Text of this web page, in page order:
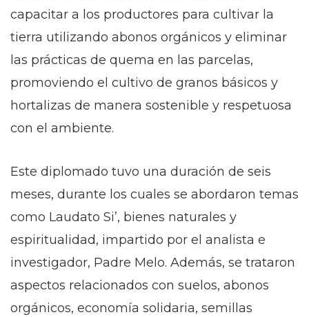
capacitar a los productores para cultivar la
tierra utilizando abonos orgánicos y eliminar
las prácticas de quema en las parcelas,
promoviendo el cultivo de granos básicos y
hortalizas de manera sostenible y respetuosa
con el ambiente.
Este diplomado tuvo una duración de seis
meses, durante los cuales se abordaron temas
como Laudato Si’, bienes naturales y
espiritualidad, impartido por el analista e
investigador, Padre Melo. Además, se trataron
aspectos relacionados con suelos, abonos
orgánicos, economía solidaria, semillas